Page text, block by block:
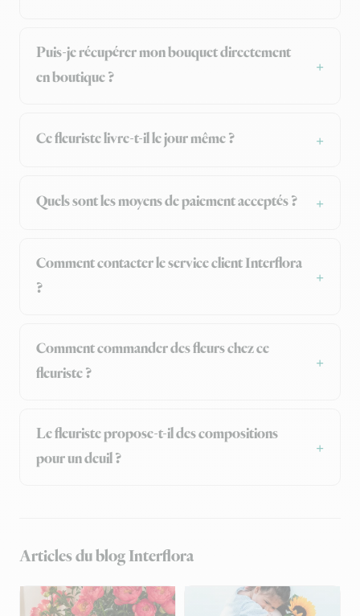
Puis-je récupérer mon bouquet directement
en boutique ?
Ce fleuriste livre-t-il le jour même ?
Quels sont les moyens de paiement acceptés ?
Comment contacter le service client Interflora
?
Comment commander des fleurs chez ce
fleuriste ?
Le fleuriste propose-t-il des compositions
pour un deuil ?
Articles du blog Interflora